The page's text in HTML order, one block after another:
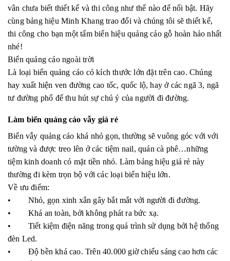
vân chưa biết thiết kế và thi công như thế nào để nổi bật. Hãy
cùng bảng hiệu Minh Khang trao đổi và chúng tôi sẽ thiết kế,
thi công cho bạn một tấm biển hiệu quảng cáo gỗ hoàn hảo nhất
nhé!
Biển quảng cáo ngoài trời
Là loại biển quảng cáo có kích thước lớn đặt trên cao. Chúng
hay xuất hiện ven đường cao tốc, quốc lộ, hay ở các ngã 3, ngã
tư đường phố để thu hút sự chú ý của người đi đường.
Làm biển quảng cáo vẫy giá rẻ
Biển vẫy quảng cáo khá nhỏ gọn, thường sẽ vuông góc với với
tường và được treo lên ở các tiệm nail, quán cà phê…những
tiệm kinh doanh có mặt tiền nhỏ. Làm bảng hiệu giá rẻ này
thường đi kèm trọn bộ với các loại biển hiệu lớn.
Về ưu điểm:
• Nhỏ, gọn xinh xắn gây bắt mắt với người đi đường.
• Khá an toàn, bởi không phát ra bức xạ.
• Tiết kiệm điện năng trong quá trình sử dụng bởi hệ thống
đèn Led.
• Độ bền khá cao. Trên 40.000 giờ chiếu sáng cao hơn các